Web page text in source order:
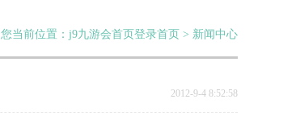
您当前位置：j9九游会首页登录首页 > 新闻中心
2012-9-4 8:52:58